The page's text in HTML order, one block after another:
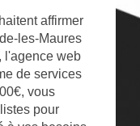
affirmer
les-Maures
l'agence web
de services
vous
pour